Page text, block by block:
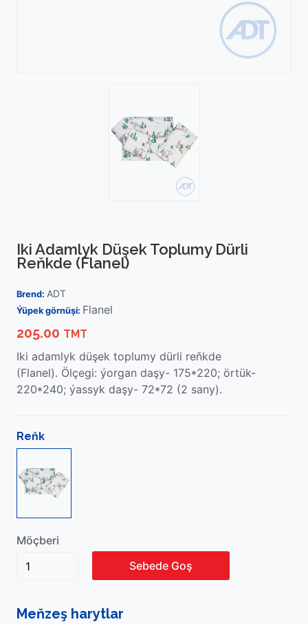
Iki Adamlyk Düşek Toplumy Dürli
Reňkde (Flanel)
Brend: ADT
Ýüpek görnüşi: Flanel
205.00 TMT
Iki adamlyk düşek toplumy dürli reňkde
(Flanel). Ölçegi: ýorgan daşy- 175*220; örtük-
220*240; ýassyk daşy- 72*72 (2 sany).
Reňk
Möçberi
Sebede Goş
Meňzeş harytlar